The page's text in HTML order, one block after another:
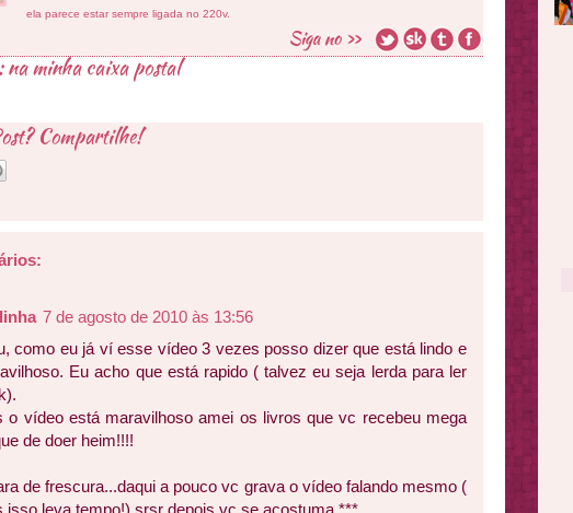
ela parece estar sempre ligada no 220v.
na minha caixa postal
Compartilhe!
7 de agosto de 2010 às 13:56
como eu já ví esse vídeo 3 vezes posso dizer que está lindo e
Eu acho que está rapido ( talvez eu seja lerda para ler
o vídeo está maravilhoso amei os livros que vc recebeu mega
de doer heim!!!!
de frescura...daqui a pouco vc grava o vídeo falando mesmo (
isso leva tempo!) srsr depois vc se acostuma ***